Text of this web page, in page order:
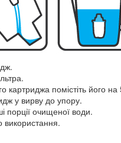
картриджа помістіть його
у вирву до упору.
порції очищеної води.
використання.